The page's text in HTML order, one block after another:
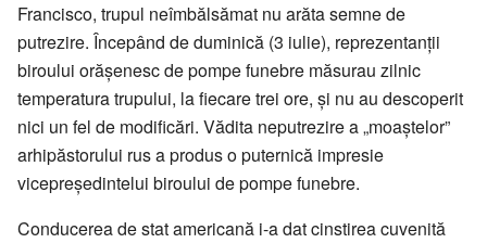
Francisco, trupul neîmbălsămat nu arăta semne de
putrezire. Începând de duminică (3 iulie), reprezentanții
biroului orășenesc de pompe funebre măsurau zilnic
temperatura trupului, la fiecare trei ore, și nu au descoperit
nici un fel de modificări. Vădita neputrezire a „moaștelor”
arhipăstorului rus a produs o puternică impresie
vicepreședintelui biroului de pompe funebre.
Conducerea de stat americană i-a dat cinstirea cuvenită